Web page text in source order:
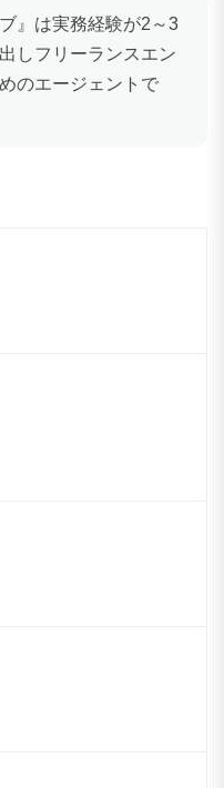
』は実務経験が2～3
しフリーランスエン
のエージェントで